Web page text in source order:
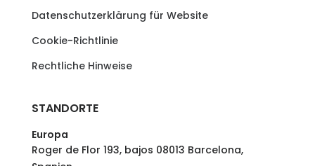
Datenschutzerklärung für Website
Cookie-Richtlinie
Rechtliche Hinweise
STANDORTE
Europa
Roger de Flor 193, bajos 08013 Barcelona,